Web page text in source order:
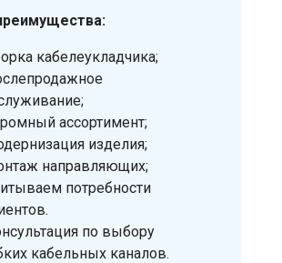
кабелеукладчика;
ассортимент;
изделия;
направляющих;
потребности
по выбору
кабельных каналов.